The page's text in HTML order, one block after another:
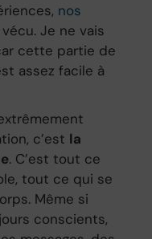
nos
Je ne vais
cette partie de
assez facile à
c’est la
. C’est tout ce
tout ce qui se
Même si
conscients,